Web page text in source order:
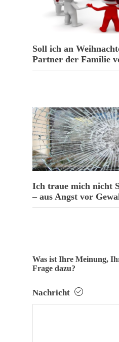
Soll ich an
Partner der Familie
Ich traue mich nicht
– aus Angst vor
Was ist Ihre Meinung,
Frage dazu?
Nachricht